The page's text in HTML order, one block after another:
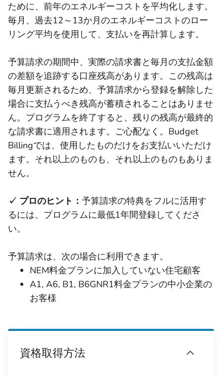
ために、前年のエネルギーコストを平均化します。
毎月、過去12～13か月のエネルギーコストのロー
リング平均を使用して、支払いを再計算します。
予算請求の期間中、実際の請求書と毎月の支払金額
の差額を追跡する口座残高があります。この残高は
毎月更新されるため、予算請求から登録を解除した
場合に支払うべき残高が蓄積されることはありませ
ん。プログラムを終了すると、残りの残高が最終的
な請求書に適用されます。ご心配なく。Budget
Billingでは、使用したものだけをお支払いいただけ
ます。それ以上のものも、それ以上のものもありま
せん。
✓ プロのヒント： 予算請求の特典をフルに活用す
るには、プログラムに最低1年間登録してくださ
い。
予算請求は、次の場合に利用できます。
NEM料金プランに加入していない住宅顧客
A1, A6, B1, B6GNR1料金プランの中小企業の
お客様
資格取得方法